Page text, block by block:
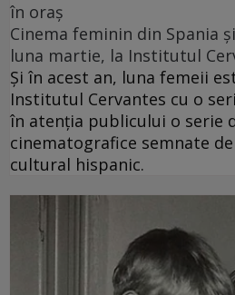
în oraș
Cinema feminin din Spania
luna martie, la Institutul
Și în acest an, luna femeii
Institutul Cervantes cu o
în atenția publicului o serie
cinematografice semnate
cultural hispanic.